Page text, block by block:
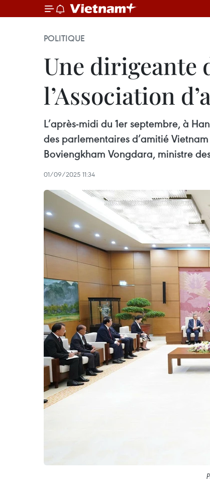
POLITIQUE
Une dirigeante
l’Association
L’après-midi du 1er septembre, à
des parlementaires d’amitié
Boviengkham Vongdara, ministre
01/09/2025 11:34